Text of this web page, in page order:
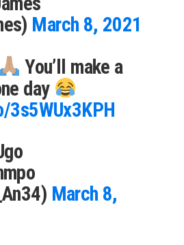
March 8, 2021
You’ll make a
day
March 8,